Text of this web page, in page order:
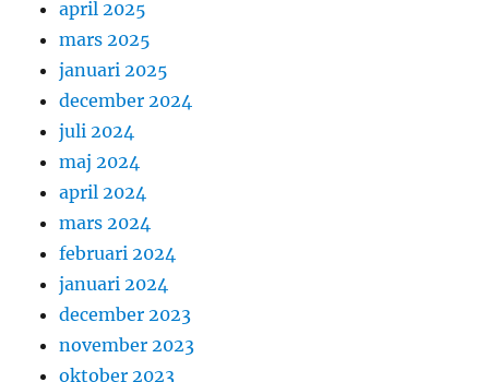
april 2025
mars 2025
januari 2025
december 2024
juli 2024
maj 2024
april 2024
mars 2024
februari 2024
januari 2024
december 2023
november 2023
oktober 2023